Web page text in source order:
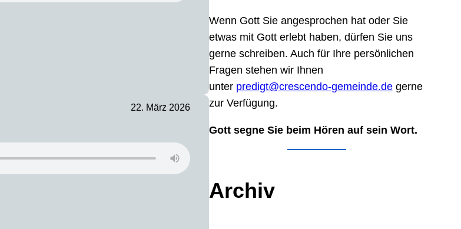
22. März 2026
Wenn Gott Sie angesprochen hat oder Sie
etwas mit Gott erlebt haben, dürfen Sie uns
gerne schreiben. Auch für Ihre persönlichen
Fragen stehen wir Ihnen
unter predigt@crescendo-gemeinde.degerne
zur Verfügung.
Gott segne Sie beim Hören auf sein Wort.
Archiv